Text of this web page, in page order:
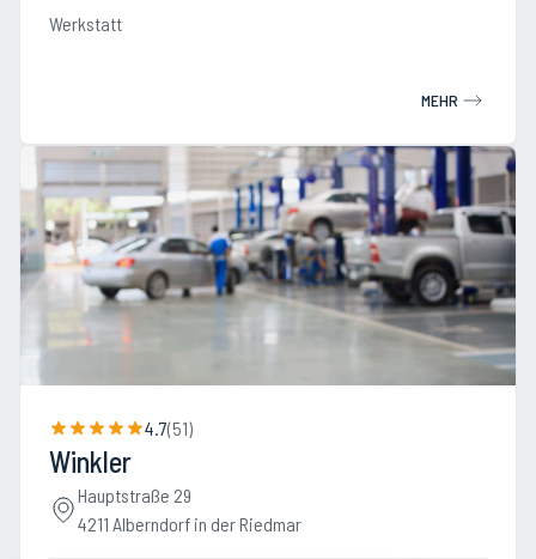
Werkstatt
MEHR
4.7(51)
Winkler
Hauptstraße 29
4211 Alberndorf in der Riedmar